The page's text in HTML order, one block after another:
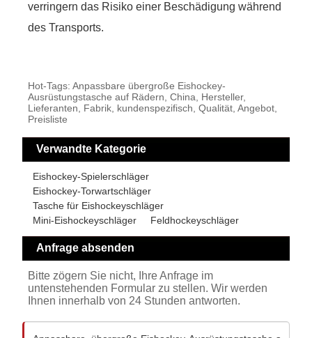
verringern das Risiko einer Beschädigung während
des Transports.
Hot-Tags: Anpassbare übergroße Eishockey-
Ausrüstungstasche auf Rädern, China, Hersteller,
Lieferanten, Fabrik, kundenspezifisch, Qualität, Angebot,
Preisliste
Verwandte Kategorie
Eishockey-Spielerschläger
Eishockey-Torwartschläger
Tasche für Eishockeyschläger
Mini-Eishockeyschläger
Feldhockeyschläger
Anfrage absenden
Bitte zögern Sie nicht, Ihre Anfrage im
untenstehenden Formular zu stellen. Wir werden
Ihnen innerhalb von 24 Stunden antworten.